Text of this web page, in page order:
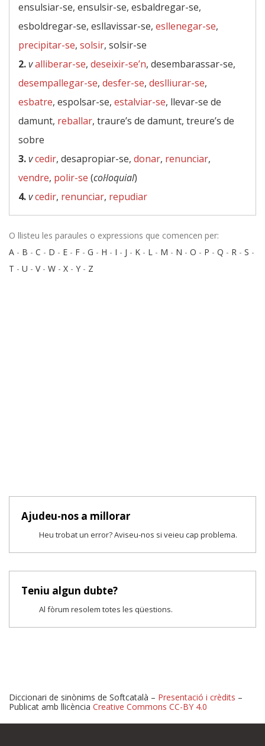
ensulsiar-se, ensulsir-se, esbaldregar-se,
esboldregar-se, esllavissar-se, esllenegar-se,
precipitar-se, solsir, solsir-se
2.valliberar-se, deseixir-se’n, desembarassar-se,
desempallegar-se, desfer-se, deslliurar-se,
esbatre, espolsar-se, estalviar-se, llevar-se de
damunt, reballar, traure’s de damunt, treure’s de
sobre
3.vcedir, desapropiar-se, donar, renunciar,
vendre, polir-se (col·loquial)
4.vcedir, renunciar, repudiar
O llisteu les paraules o expressions que comencen per:
A - B - C - D - E - F - G - H - I - J - K - L - M - N - O - P - Q - R - S -
T - U - V- W - X - Y - Z
Ajudeu-nos a millorar
Heu trobat un error? Aviseu-nos si veieu cap problema.
Teniu algun dubte?
Al fòrum resolem totes les qüestions.
Diccionari de sinònims de Softcatalà – Presentació i crèdits –
Publicat amb llicència Creative Commons CC-BY 4.0